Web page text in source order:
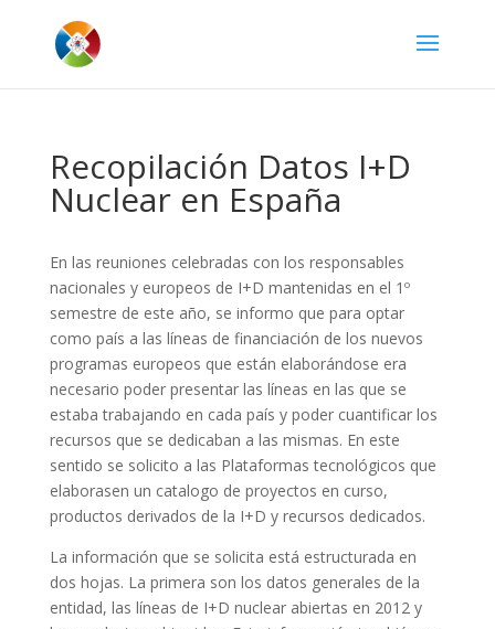
Recopilación Datos I+D
Nuclear en España
En las reuniones celebradas con los responsables
nacionales y europeos de I+D mantenidas en el 1º
semestre de este año, se informo que para optar
como país a las líneas de financiación de los nuevos
programas europeos que están elaborándose era
necesario poder presentar las líneas en las que se
estaba trabajando en cada país y poder cuantificar los
recursos que se dedicaban a las mismas. En este
sentido se solicito a las Plataformas tecnológicos que
elaborasen un catalogo de proyectos en curso,
productos derivados de la I+D y recursos dedicados.
La información que se solicita está estructurada en
dos hojas. La primera son los datos generales de la
entidad, las líneas de I+D nuclear abiertas en 2012 y